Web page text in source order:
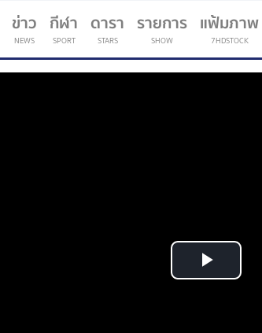
ข่าว
NEWS
กีฬา
SPORT
(current)
ดารา
STARS
รายการ
SHOW
แฟ้มภาพ
7HDSTOCK
Play